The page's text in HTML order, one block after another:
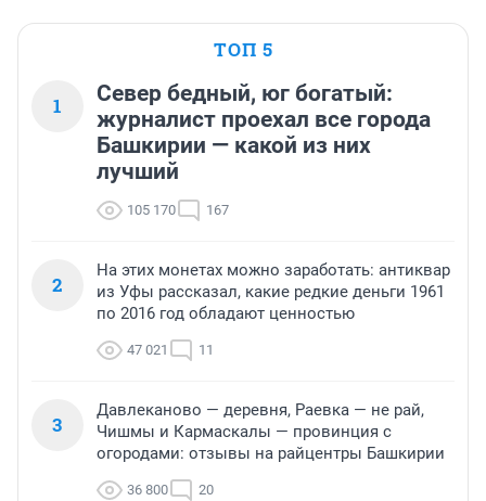
ТОП 5
1
Север бедный, юг богатый:
журналист проехал все города
Башкирии — какой из них
лучший
105 170 167
2
На этих монетах можно заработать: антиквар
из Уфы рассказал, какие редкие деньги 1961
по 2016 год обладают ценностью
47 021 11
3
Давлеканово — деревня, Раевка — не рай,
Чишмы и Кармаскалы — провинция с
огородами: отзывы на райцентры Башкирии
36 800 20